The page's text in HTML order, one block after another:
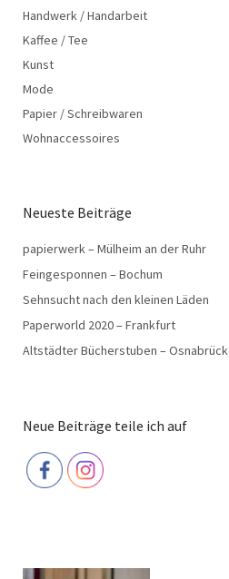
Handwerk / Handarbeit
Kaffee / Tee
Kunst
Mode
Papier / Schreibwaren
Wohnaccessoires
Neueste Beiträge
papierwerk – Mülheim an der Ruhr
Feingesponnen – Bochum
Sehnsucht nach den kleinen Läden
Paperworld 2020 – Frankfurt
Altstädter Bücherstuben – Osnabrück
Neue Beiträge teile ich auf